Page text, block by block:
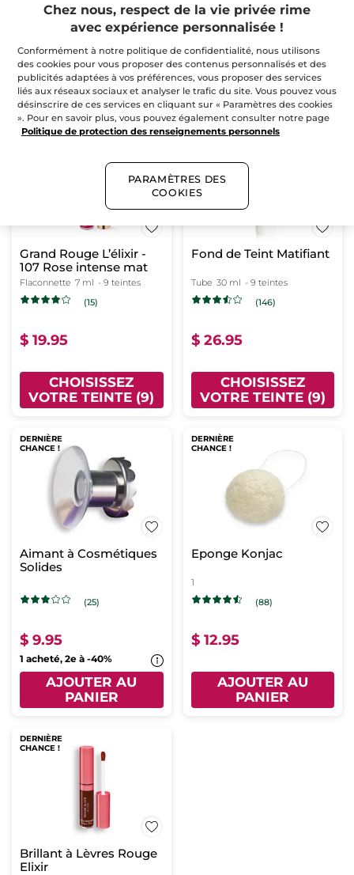
AJOUTER AU
PANIER
(183)
1 acheté, 2e à -40%
AJOUTER AU
PANIER
DERNIÈRE
Grand Rouge L’élixir -
107 Rose intense mat
Flaconnette 7 ml - 9 teintes
(15)
$ 19.95
CHOISISSEZ
VOTRE TEINTE (9)
DERNIÈRE
Fond de Teint Matifiant
Tube 30 ml - 9 teintes
(146)
$ 26.95
CHOISISSEZ
VOTRE TEINTE (9)
DERNIÈRE
CHANCE !
Aimant à Cosmétiques
Solides
(25)
$ 9.95
1 acheté, 2e à -40%
AJOUTER AU
PANIER
DERNIÈRE
CHANCE !
Eponge Konjac
1
(88)
$ 12.95
AJOUTER AU
PANIER
DERNIÈRE
CHANCE !
Brillant à Lèvres Rouge
Elixir
Chez nous, respect de la vie privée rime
avec expérience personnalisée !
Conformément à notre politique de confidentialité, nous utilisons
des cookies pour vous proposer des contenus personnalisés et des
publicités adaptées à vos préférences, vous proposer des services
liés aux réseaux sociaux et analyser le trafic du site. Vous pouvez vous
désinscrire de ces services en cliquant sur « Paramètres des cookies
». Pour en savoir plus, vous pouvez également consulter notre page
Politique de protection des renseignements personnels
PARAMÈTRES DES
COOKIES